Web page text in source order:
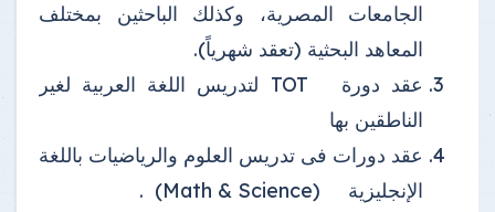
الجامعات المصرية، وكذلك الباحثين بمختلف
المعاهد البحثية (تعقد شهرياً).
عقد دورة TOT لتدريس اللغة العربية لغير
الناطقين بها
عقد دورات فى تدريس العلوم والرياضيات باللغة
الإنجليزية (Math & Science) .